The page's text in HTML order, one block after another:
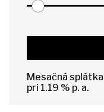
Mesačná splátka
pri 1.19 % p. a.